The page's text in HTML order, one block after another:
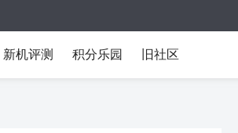
新机评测 积分乐园 旧社区